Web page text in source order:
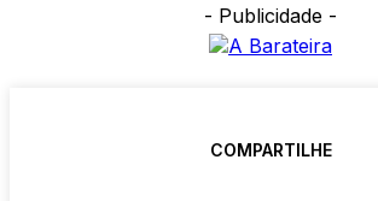
- Publicidade -
COMPARTILHE